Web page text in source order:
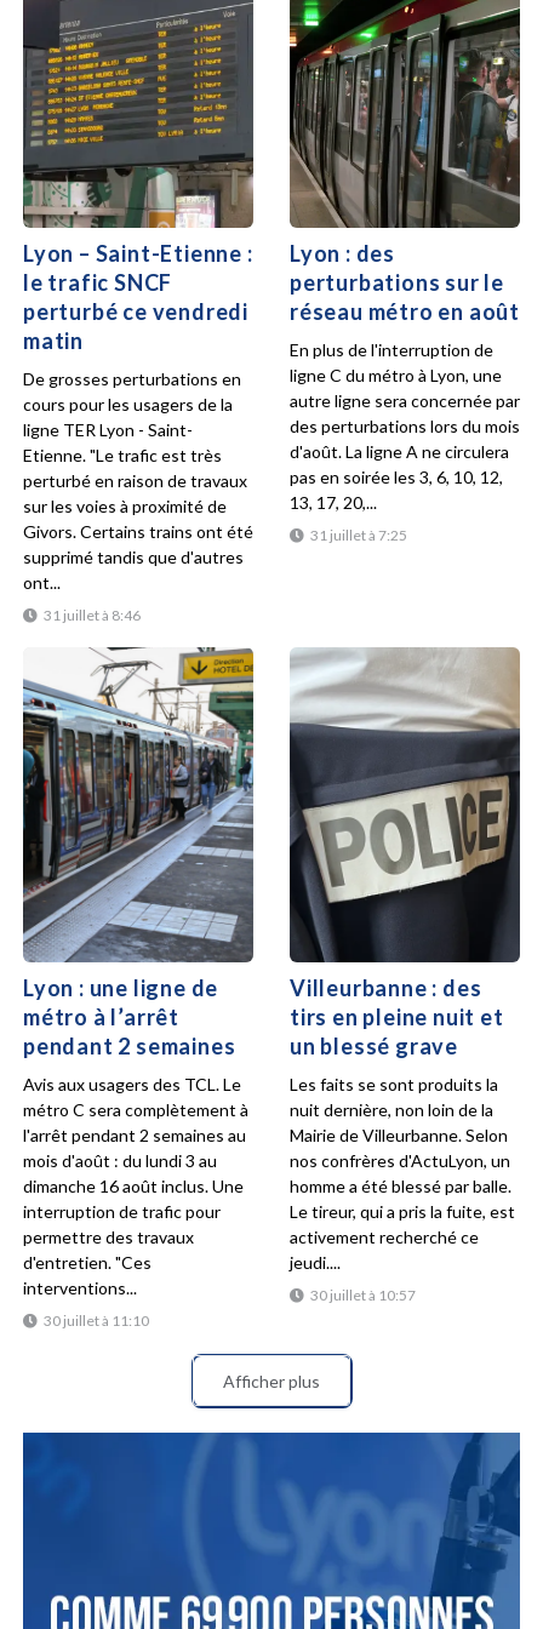
Lyon – Saint-Etienne :
le trafic SNCF
perturbé ce vendredi
matin
31 juillet à 8:46
De grosses perturbations en
cours pour les usagers de la
ligne TER Lyon - Saint-
Etienne. "Le trafic est très
perturbé en raison de travaux
sur les voies à proximité de
Givors. Certains trains ont été
supprimé tandis que d'autres
ont...
Lyon : des
perturbations sur le
réseau métro en août
31 juillet à 7:25
En plus de l'interruption de
ligne C du métro à Lyon, une
autre ligne sera concernée par
des perturbations lors du mois
d'août. La ligne A ne circulera
pas en soirée les 3, 6, 10, 12,
13, 17, 20,...
Lyon : une ligne de
métro à l’arrêt
pendant 2 semaines
30 juillet à 11:10
Avis aux usagers des TCL. Le
métro C sera complètement à
l'arrêt pendant 2 semaines au
mois d'août : du lundi 3 au
dimanche 16 août inclus. Une
interruption de trafic pour
permettre des travaux
d'entretien. "Ces
interventions...
Villeurbanne : des
tirs en pleine nuit et
un blessé grave
30 juillet à 10:57
Les faits se sont produits la
nuit dernière, non loin de la
Mairie de Villeurbanne. Selon
nos confrères d'ActuLyon, un
homme a été blessé par balle.
Le tireur, qui a pris la fuite, est
activement recherché ce
jeudi....
Afficher plus